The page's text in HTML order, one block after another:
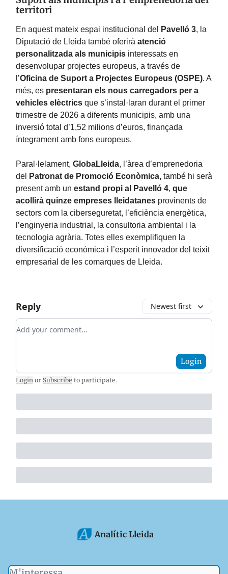
territori
En aquest mateix espai institucional del Pavelló 3, la
Diputació de Lleida també oferirà atenció
personalitzada als municipis interessats en
desenvolupar projectes europeus, a través de
l’Oficina de Suport a Projectes Europeus (OSPE). A
més, es presentaran els nous carregadors per a
vehicles elèctrics que s’instal·laran durant el primer
trimestre de 2026 a diferents municipis, amb una
inversió total d’1,52 milions d’euros, finançada
íntegrament amb fons europeus.
Paral·lelament, GlobaLleida, l’àrea d’emprenedoria
del
Patronat de Promoció Econòmica, també hi serà
present amb un estand propi al Pavelló 4, que
acollirà quinze empreses lleidatanes provinents de
sectors com la ciberseguretat, l’eficiència energètica,
l’enginyeria industrial, la consultoria ambiental i la
tecnologia agrària. Totes elles exemplifiquen la
diversificació econòmica i l’esperit innovador del teixit
empresarial de les comarques de Lleida.
Reply Newest first
Add your comment
Login
Login or Subscribe to participate.
Analític Lleida